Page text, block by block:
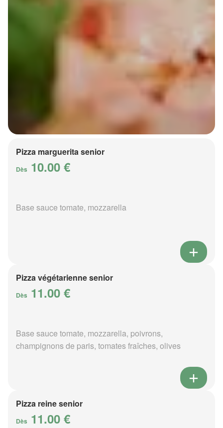
Pizza marguerita senior
Dès 10.00 €
Base sauce tomate, mozzarella
Pizza végétarienne senior
Dès 11.00 €
Base sauce tomate, mozzarella, poivrons,
champignons de paris, tomates fraîches, olives
Pizza reine senior
Dès 11.00 €